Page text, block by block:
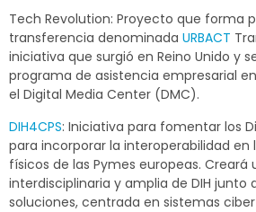
Tech Revolution: Proyecto que forma
transferencia denominada URBACT
iniciativa que surgió en Reino Unido y
programa de asistencia empresarial
el Digital Media Center (DMC).
DIH4CPS: Iniciativa para fomentar los
para incorporar la interoperabilidad en
físicos de las Pymes europeas. Creará
interdisciplinaria y amplia de DIH junto
soluciones, centrada en sistemas